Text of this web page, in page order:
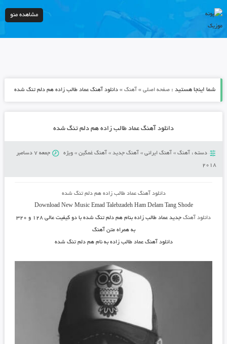
مشاهده منو
شما اینجا هستید : صفحه اصلی» آهنگ» دانلود آهنگ عماد طالب زاده هم دلم تنگ شده
دانلود آهنگ عماد طالب زاده هم دلم تنگ شده
دسته : آهنگ» آهنگ ایرانی» آهنگ جدید» آهنگ غمگین» ویژه
جمعه 7 دسامبر
2018
دانلود آهنگ عماد طالب زاده هم دلم تنگ شده
Download New Music Emad TalebzadehHam Delam Tang Shode
دانلود آهنگجدید عماد طالب زاده بنام هم دلم تنگ شده
با دو کیفیت عالی ۱۲۸ و ۳۲۰
به همراه متن آهنگ
دانلود آهنگ عماد طالب زاده به نام هم دلم تنگ شده